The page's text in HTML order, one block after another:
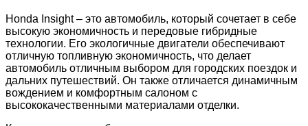
Honda Insight – это автомобиль, который сочетает в себе
высокую экономичность и передовые гибридные
технологии. Его экологичные двигатели обеспечивают
отличную топливную экономичность, что делает
автомобиль отличным выбором для городских поездок и
дальних путешествий. Он также отличается динамичным
вождением и комфортным салоном с
высококачественными материалами отделки.